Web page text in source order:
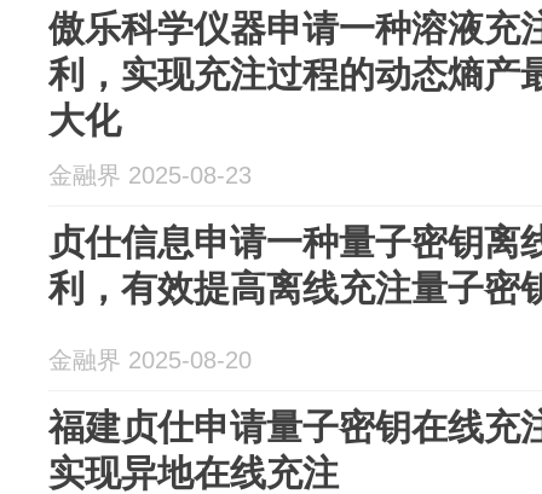
傲乐科学仪器申请一种溶液充
利，实现充注过程的动态熵产
大化
金融界 2025-08-23
贞仕信息申请一种量子密钥离
利，有效提高离线充注量子密
金融界 2025-08-20
福建贞仕申请量子密钥在线充
实现异地在线充注